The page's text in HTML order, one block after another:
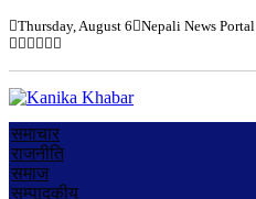
Thursday, August 6 Nepali News Portal
समाचार
राजनीति
समाज
सम्पादकीय